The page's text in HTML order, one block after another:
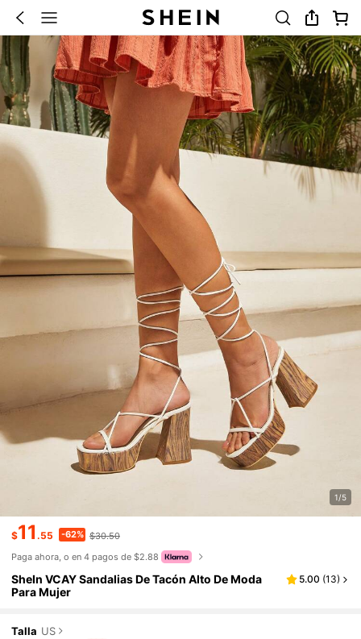
1/5
$11.55 -62% $30.50
Paga ahora, o en 4 pagos de $2.88
SheIn VCAY Sandalias De Tacón Alto De Moda
Para Mujer
5.00 (13)
Talla US